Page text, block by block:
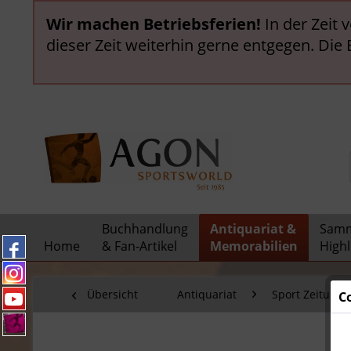
Wir machen Betriebsferien! In der Zeit
dieser Zeit weiterhin gerne entgegen.
Home
Buchhandlung
& Fan-Artikel
Antiquariat &
Memorabilien
Übersicht Antiquariat Sport